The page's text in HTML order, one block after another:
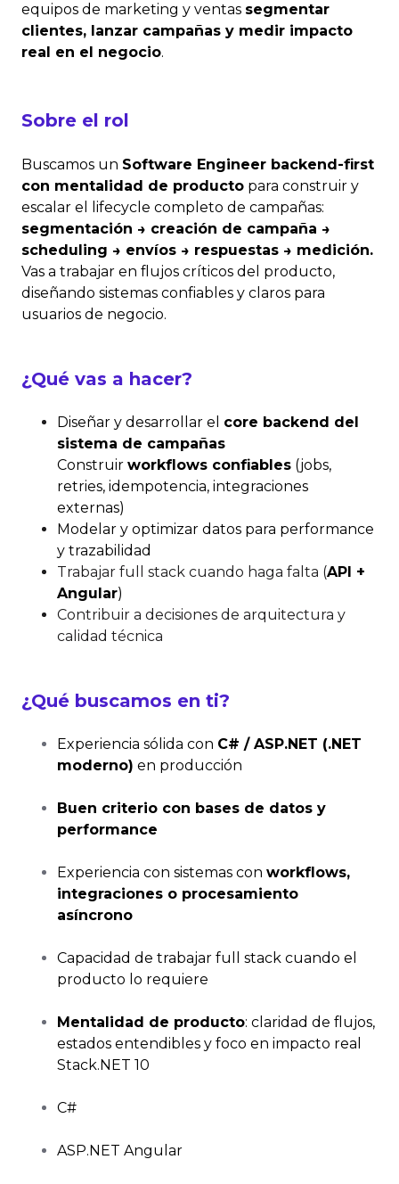
equipos de marketing y ventas segmentar
clientes, lanzar campañas y medir impacto
real en el negocio.
Sobre el rol
Buscamos un Software Engineer backend-first
con mentalidad de producto para construir y
escalar el lifecycle completo de campañas:
segmentación → creación de campaña →
scheduling → envíos → respuestas → medición.
Vas a trabajar en flujos críticos del producto,
diseñando sistemas confiables y claros para
usuarios de negocio.
¿Qué vas a hacer?
Diseñar y desarrollar el core backend del
sistema de campañas
Construir workflows confiables (jobs,
retries, idempotencia, integraciones
externas)
Modelar y optimizar datos para performance
y trazabilidad
Trabajar full stack cuando haga falta (API +
Angular)
Contribuir a decisiones de arquitectura y
calidad técnica
¿Qué buscamos en ti?
Experiencia sólida con C# / ASP.NET (.NET
moderno) en producción
Buen criterio con bases de datos y
performance
Experiencia con sistemas con workflows,
integraciones o procesamiento
asíncrono
Capacidad de trabajar full stack cuando el
producto lo requiere
Mentalidad de producto: claridad de flujos,
estados entendibles y foco en impacto real
Stack.NET 10
C#
ASP.NET Angular